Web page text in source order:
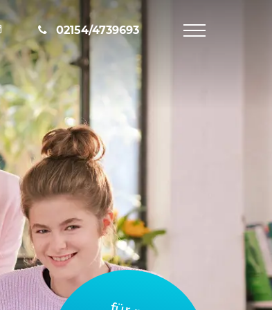
Nachricht schreiben
02154/4739693
Navigation